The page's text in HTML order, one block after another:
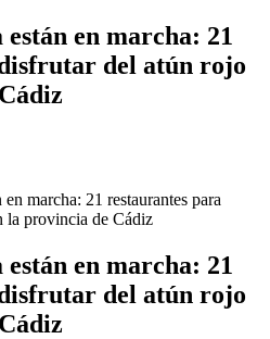
en marcha: 21
del atún rojo
marcha: 21 restaurantes para
la provincia de Cádiz
en marcha: 21
del atún rojo